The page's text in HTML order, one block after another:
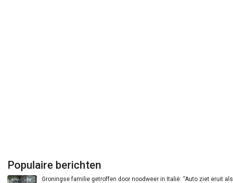
Populaire berichten
Groningse familie getroffen door noodweer in Italië: “Auto ziet eruit